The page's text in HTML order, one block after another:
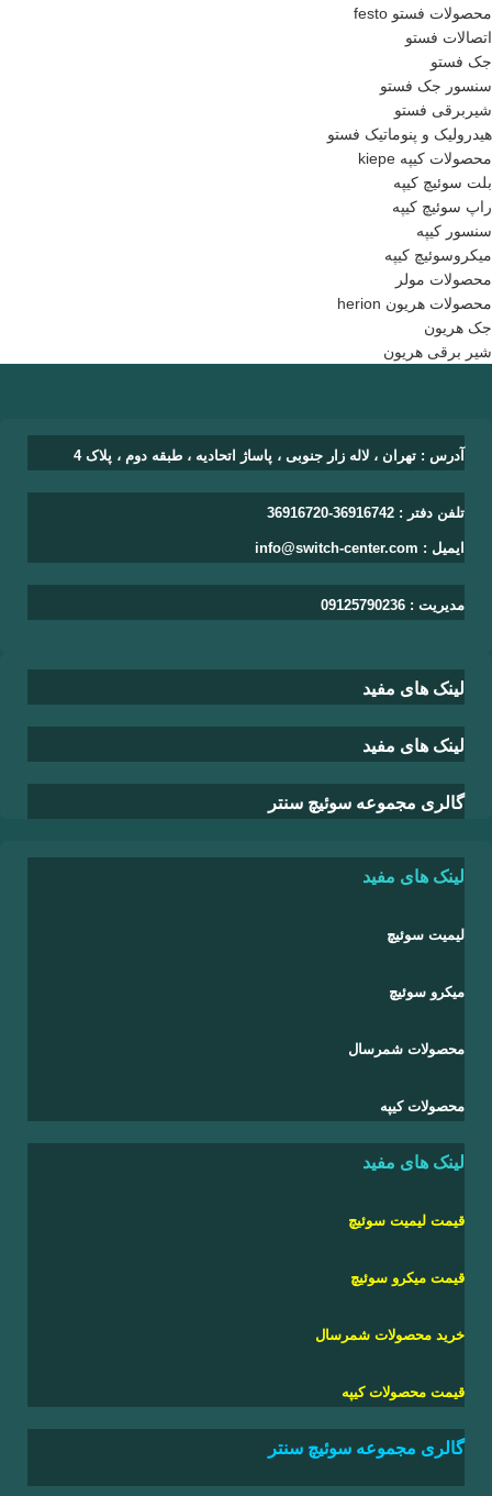
محصولات فستو festo
اتصالات فستو
جک فستو
سنسور جک فستو
شیربرقی فستو
هیدرولیک و پنوماتیک فستو
محصولات کیپه kiepe
بلت سوئیچ کیپه
راپ سوئیچ کیپه
سنسور کیپه
میکروسوئیچ کیپه
محصولات مولر
محصولات هریون herion
جک هریون
شیر برقی هریون
آدرس : تهران ، لاله زار جنوبی ، پاساژ اتحادیه ، طبقه دوم ، پلاک 4
تلفن دفتر : 36916742-36916720
ایمیل : info@switch-center.com
مدیریت : 09125790236
لینک های مفید
لینک های مفید
گالری مجموعه سوئیچ سنتر
لینک های مفید
لیمیت سوئیچ
میکرو سوئیچ
محصولات شمرسال
محصولات کیپه
لینک های مفید
قیمت لیمیت سوئیچ
قیمت میکرو سوئیچ
خرید محصولات شمرسال
قیمت محصولات کیپه
گالری مجموعه سوئیچ سنتر